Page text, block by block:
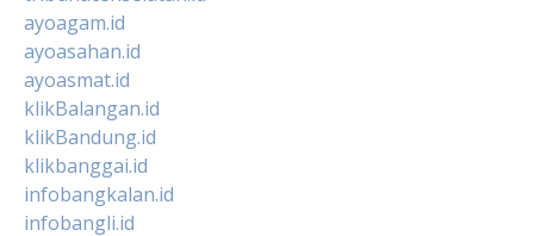
ayoagam.id
ayoasahan.id
ayoasmat.id
klikBalangan.id
klikBandung.id
klikbanggai.id
infobangkalan.id
infobangli.id